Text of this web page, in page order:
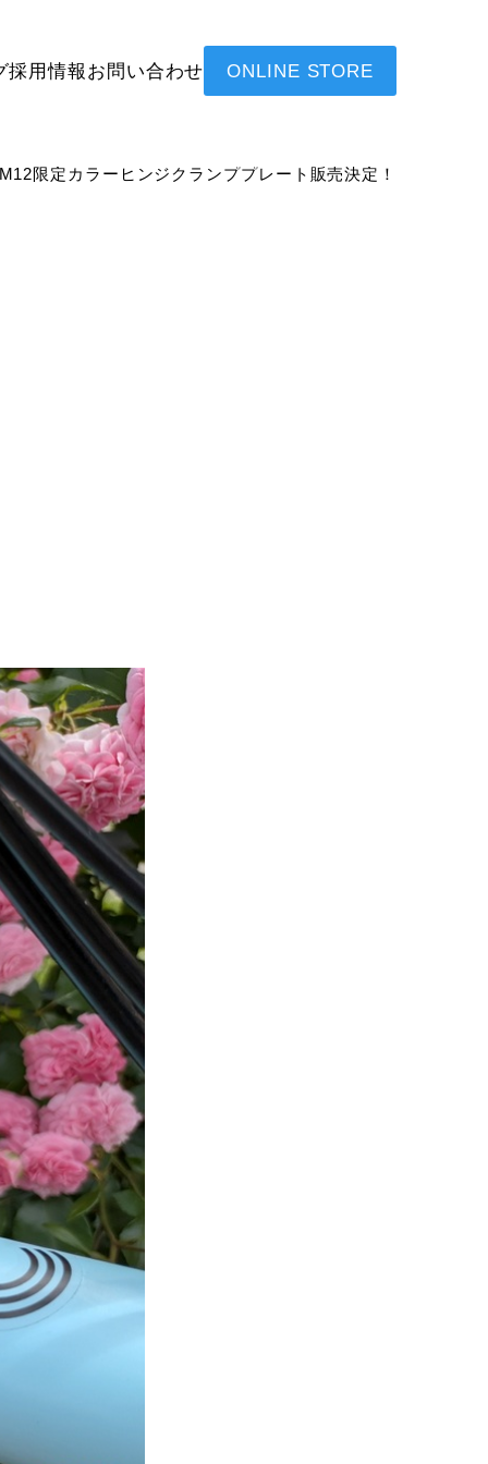
採用情報 お問い合わせ ONLINE STORE
限定カラーヒンジクランププレート販売決定！